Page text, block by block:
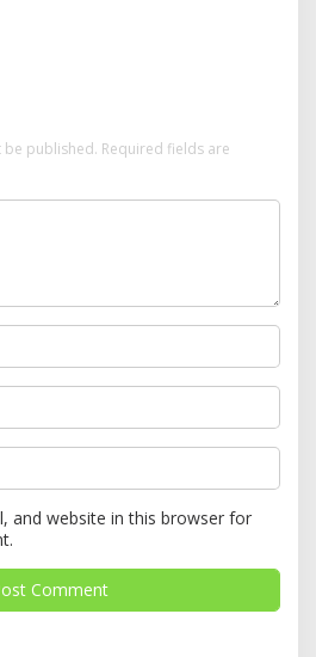
be published. Required fields are
and website in this browser for